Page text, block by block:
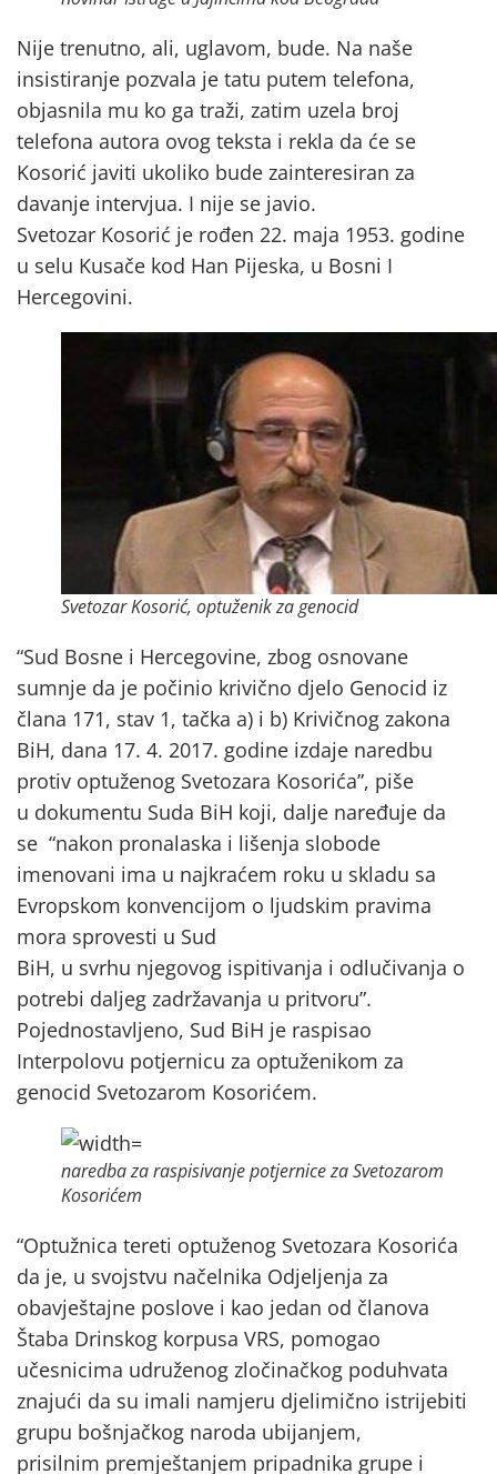
Nije trenutno, ali, uglavom, bude. Na naše
insistiranje pozvala je tatu putem telefona,
objasnila mu ko ga traži, zatim uzela broj
telefona autora ovog teksta i rekla da će se
Kosorić javiti ukoliko bude zainteresiran za
davanje intervjua. I nije se javio.
Svetozar Kosorić je rođen 22. maja 1953. godine
u selu Kusače kod Han Pijeska, u Bosni I
Hercegovini.
Svetozar Kosorić, optuženik za genocid
“Sud Bosne i Hercegovine, zbog osnovane
sumnje da je počinio krivično djelo Genocid iz
člana 171, stav 1, tačka a) i b) Krivičnog zakona
BiH, dana 17. 4. 2017. godine izdaje naredbu
protiv optuženog Svetozara Kosorića”, piše
u dokumentu Suda BiH koji, dalje naređuje da
se “nakon pronalaska i lišenja slobode
imenovani ima u najkraćem roku u skladu sa
Evropskom konvencijom o ljudskim pravima
mora sprovesti u Sud
BiH, u svrhu njegovog ispitivanja i odlučivanja o
potrebi daljeg zadržavanja u pritvoru”.
Pojednostavljeno, Sud BiH je raspisao
Interpolovu potjernicu za optuženikom za
genocid Svetozarom Kosorićem.
naredba za raspisivanje potjernice za Svetozarom
Kosorićem
“Optužnica tereti optuženog Svetozara Kosorića
da je, u svojstvu načelnika Odjeljenja za
obavještajne poslove i kao jedan od članova
Štaba Drinskog korpusa VRS, pomogao
učesnicima udruženog zločinačkog poduhvata
znajući da su imali namjeru djelimično istrijebiti
grupu bošnjačkog naroda ubijanjem,
prisilnim premještanjem pripadnika grupe i